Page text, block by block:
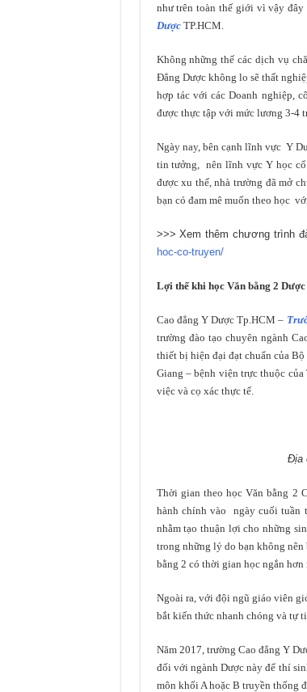
như trên toàn thế giới vì vậy
DượcTP.HCM.
Không những thế các dịch vụ
Đẳng Dược không lo sẽ thất
hợp tác với các Doanh nghiệp,
được thực tập với mức lương 3-4
Ngày nay, bên cạnh lĩnh vực Y
tin tưởng, nên lĩnh vực Y học cổ
được xu thế, nhà trường đã mở
bạn có đam mê muốn theo học
>>> Xem thêm chương trình
hoc-co-truyen/
Lợi thế khi học Văn bằng 2
Cao đẳng Y Dược Tp.HCM –
trường đào tạo chuyên ngành
thiết bị hiện đại đạt chuẩn của
Giang – bệnh viện trực thuộc
việc và cọ xác thực tế.
Địa
Thời gian theo học Văn bằng 2
hành chính vào ngày cuối tuần
nhằm tạo thuận lợi cho những
trong những lý do bạn không
bằng 2 có thời gian học ngắn
Ngoài ra, với đội ngũ giáo viên
bắt kiến thức nhanh chóng và tự
Năm 2017, trường Cao đẳng Y
đối với ngành Dược này để thí
môn khối A hoặc B truyền thống